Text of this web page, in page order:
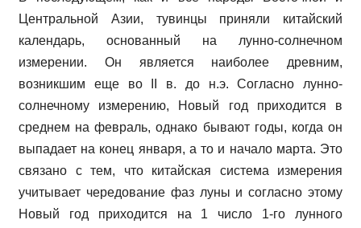
Центральной Азии, тувинцы приняли китайский
календарь, основанный на лунно-солнечном
измерении. Он является наиболее древним,
возникшим еще во II в. до н.э. Согласно лунно-
солнечному измерению, Новый год приходится в
среднем на февраль, однако бывают годы, когда он
выпадает на конец января, а то и начало марта. Это
связано с тем, что китайская система измерения
учитывает чередование фаз луны и согласно этому
Новый год приходится на 1 число 1-го лунного